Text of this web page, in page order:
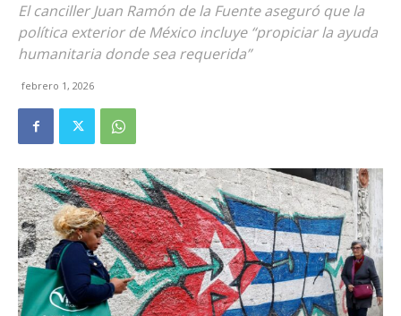
El canciller Juan Ramón de la Fuente aseguró que la
política exterior de México incluye “propiciar la ayuda
humanitaria donde sea requerida”
febrero 1, 2026